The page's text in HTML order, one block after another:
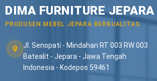
DIMA FURNITURE JEPARA
PRODUSEN MEBEL JEPARA BERKUALITAS
Jl. Senopati - Mindahan RT 003 RW 003
Batealit - Jepara - Jawa Tengah
Indonesia - Kodepos 59461